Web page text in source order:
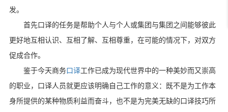
发。
首先口译的任务是帮助个人与个人或集团与集团之间能够彼此
更好地互相认识、互相了解、互相尊重，在可能的情况下，对双方
促成合作。
鉴于今天商务口译工作已成为现代世界中的一种美妙而又崇高
的职业，口译人员就更应该明确自己工作的意义：既不是为工作本
身所提供的某种物质利益而奋斗，也不是为完美无缺的口译技巧所